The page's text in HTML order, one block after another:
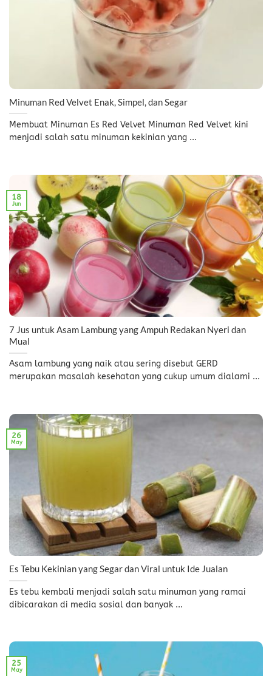
Minuman Red Velvet Enak, Simpel, dan Segar
Membuat Minuman Es Red Velvet Minuman Red Velvet kini
menjadi salah satu minuman kekinian yang ...
7 Jus untuk Asam Lambung yang Ampuh Redakan Nyeri dan
Mual
Asam lambung yang naik atau sering disebut GERD
merupakan masalah kesehatan yang cukup umum dialami ...
18
Jun
Es Tebu Kekinian yang Segar dan Viral untuk Ide Jualan
Es tebu kembali menjadi salah satu minuman yang ramai
dibicarakan di media sosial dan banyak ...
26
May
25
May